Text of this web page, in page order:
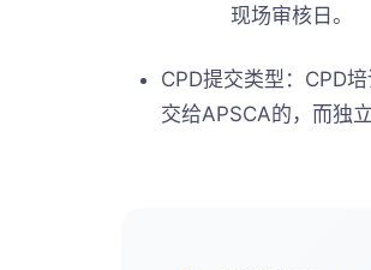
现场审核日。
CPD提交类型：CPD
交给APSCA的，而独